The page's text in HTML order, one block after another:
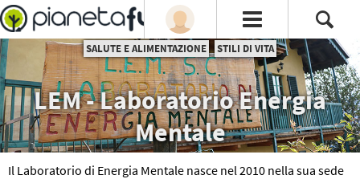
SALUTE E ALIMENTAZIONE STILI DI VITA
LEM - Laboratorio Energia
Mentale
Il Laboratorio di Energia Mentale nasce nel 2010 nella sua sede